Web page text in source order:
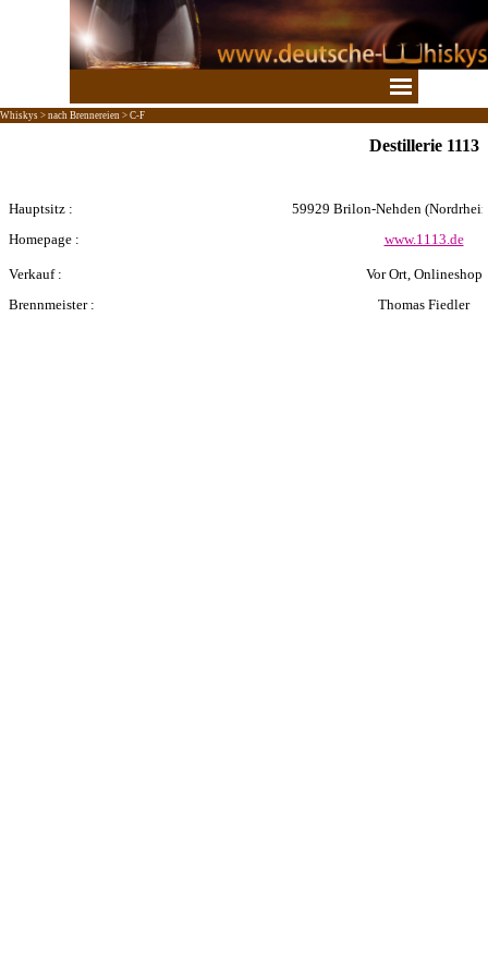
Direkt zum Seiteninhalt
Whiskys > nach Brennereien > C-F
Destillerie 1113
Hauptsitz :
59929 Brilon-Nehden
Homepage :
www.1113.de
Verkauf :
Vor Ort, Onlineshop
Brennmeister :
Thomas Fiedler